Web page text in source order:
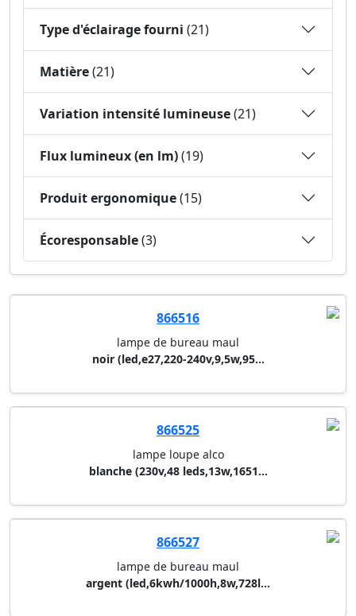
Type d'éclairage fourni (21)
Matière(21)
Variation intensité lumineuse(21)
Flux lumineux (en lm)(19)
Produit ergonomique(15)
Écoresponsable(3)
866516
lampe de bureau maul
noir (led,e27,220-240v,9,5w,95...
866525
lampe loupe alco
blanche (230v,48 leds,13w,1651...
866527
lampe de bureau maul
argent (led,6kwh/1000h,8w,728l...